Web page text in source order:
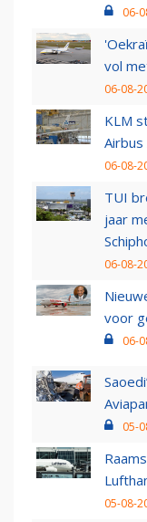
06-
vol
06-08-
KLM
06-08-
TUI
jaar
06-08-
voor
06-
05-
05-08-